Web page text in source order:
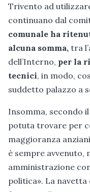
Trivento ad
continuano dal
comunale ha
alcuna somma, tra
dell’Interno, per la
tecnici, in modo,
suddetto palazzo a
Insomma, secondo
potuta trovare per
maggioranza
è sempre avvenuto,
amministrazione
politica». La navetta